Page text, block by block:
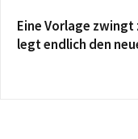
Eine Vorlage
legt endlich den